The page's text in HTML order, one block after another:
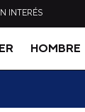
INTERÉS
HOMBRE